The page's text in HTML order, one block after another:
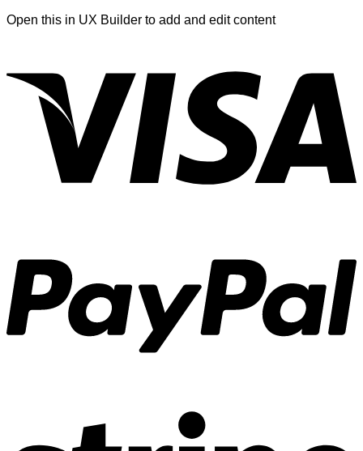
Open this in UX Builder to add and edit content